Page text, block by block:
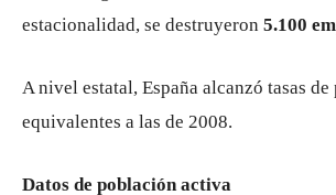
estacionalidad, se destruyeron 5.100
A nivel estatal, España alcanzó tasas de
equivalentes a las de 2008.
Datos de población activa